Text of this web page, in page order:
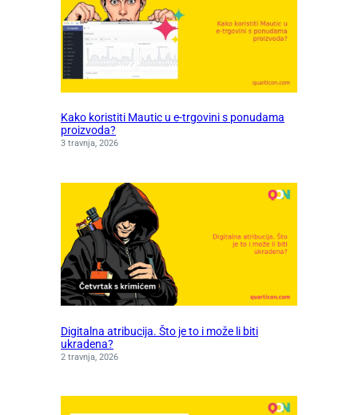
Kako koristiti Mautic u e-trgovini s ponudama
proizvoda?
3 travnja, 2026
Digitalna atribucija. Što je to i može li biti
ukradena?
2 travnja, 2026